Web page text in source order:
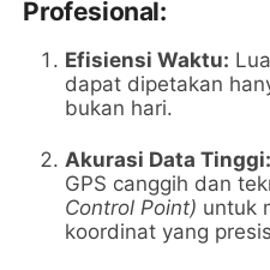
Profesional:
Efisiensi Waktu:
dapat dipetakan
bukan hari.
Akurasi Data Tinggi:
GPS canggih dan
Control Point) untuk
koordinat yang